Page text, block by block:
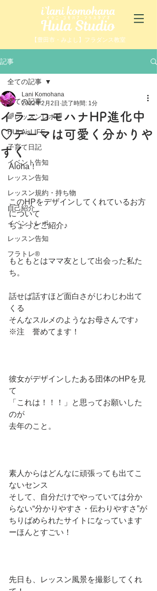
【豊田市・みよし】フラダンス教室
記事
全ての記事
🌈レッスンレポ🌈
HULAisLIFE
子育て日記
イベント告知
レッスン告知
レッスン規約・持ち物
自己紹介
イベントレポ
レッスン告知
フラトレ®️
全ての記事
イラニコモハナHP進化中
♡テーマは可愛く分かりや
すく
Lani Komohana
2022年2月2日 読了時間: 1分
Aloha！
このHPをデザインしてくれているお方
について
ちょっとご紹介♪
もともとはママ友として出会った私た
ち。
話せば話すほど面白さがじわじわ出て
くる
そんなスルメのようなお母さんです♪
※注　誉めてます！
彼女がデザインしたある団体のHPを見
て
「これは！！！」と思ってお願いした
のが
去年のこと。
素人からはどんなに頑張っても出てこ
ないセンス
そして、自分だけでやっていては分か
らない“分かりやすさ・伝わりやすさ”が
ちりばめられたサイトになっています
ーほんとすごい！
先日も、レッスン風景を撮影してくれ